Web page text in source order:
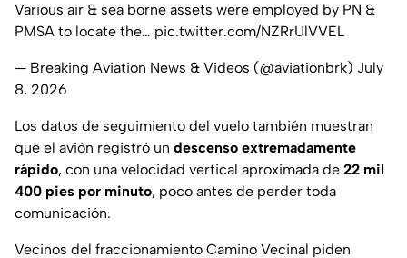
Various air & sea borne assets were employed by PN &
PMSA to locate the… pic.twitter.com/NZRrUlVVEL
— Breaking Aviation News & Videos (@aviationbrk) July
8, 2026
Los datos de seguimiento del vuelo también muestran
que el avión registró un descenso extremadamente
rápido, con una velocidad vertical aproximada de 22 mil
400 pies por minuto, poco antes de perder toda
comunicación.
Vecinos del fraccionamiento Camino Vecinal piden